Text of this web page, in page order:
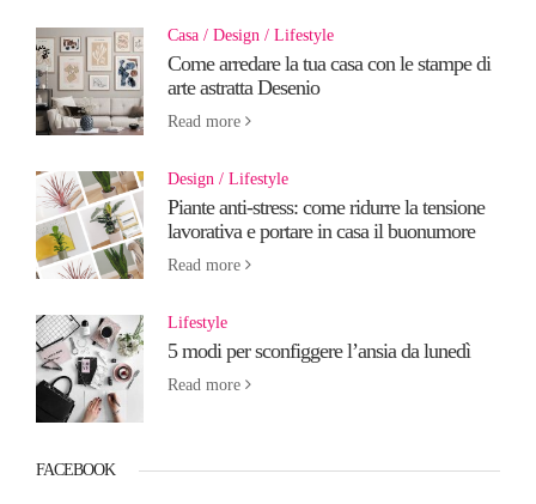
Casa Design Lifestyle
Come arredare la tua casa con le stampe di
arte astratta Desenio
Read more
Design Lifestyle
Piante anti-stress: come ridurre la tensione
lavorativa e portare in casa il buonumore
Read more
Lifestyle
5 modi per sconfiggere l’ansia da lunedì
Read more
FACEBOOK